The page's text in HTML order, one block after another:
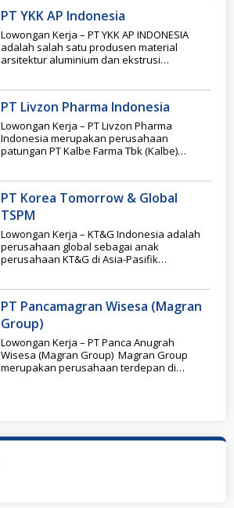
PT YKK AP Indonesia
Lowongan Kerja – PT YKK AP INDONESIA
adalah salah satu produsen material
arsitektur aluminium dan ekstrusi
PT Livzon Pharma Indonesia
Lowongan Kerja – PT Livzon Pharma
Indonesia merupakan perusahaan
patungan PT Kalbe Farma Tbk (Kalbe)
PT Korea Tomorrow & Global
TSPM
Lowongan Kerja – KT&G Indonesia adalah
perusahaan global sebagai anak
perusahaan KT&G di Asia-Pasifik
PT Pancamagran Wisesa (Magran
Group)
Lowongan Kerja – PT Panca Anugrah
Wisesa (Magran Group) Magran Group
merupakan perusahaan terdepan di